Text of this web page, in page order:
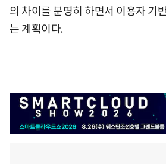
의 차이를 분명히 하면서 이용자 기
는 계획이다.